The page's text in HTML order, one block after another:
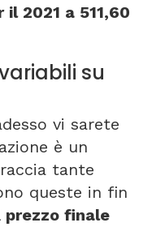
il 2021 a 511,60
su
vi sarete
è un
tante
queste in fin
prezzo finale